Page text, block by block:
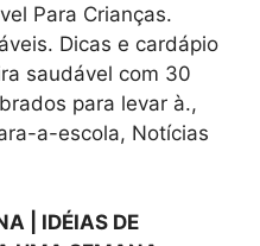
Para Crianças.
Dicas e cardápio
saudável com 30
para levar à.,
a-escola, Notícias
| IDÉIAS DE